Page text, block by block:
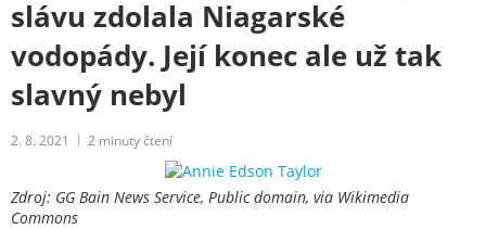
slávu zdolala Niagarské
vodopády. Její konec ale už tak
slavný nebyl
2. 8. 2021 2 minuty čtení
Zdroj: GG Bain News Service, Public domain, via Wikimedia
Commons